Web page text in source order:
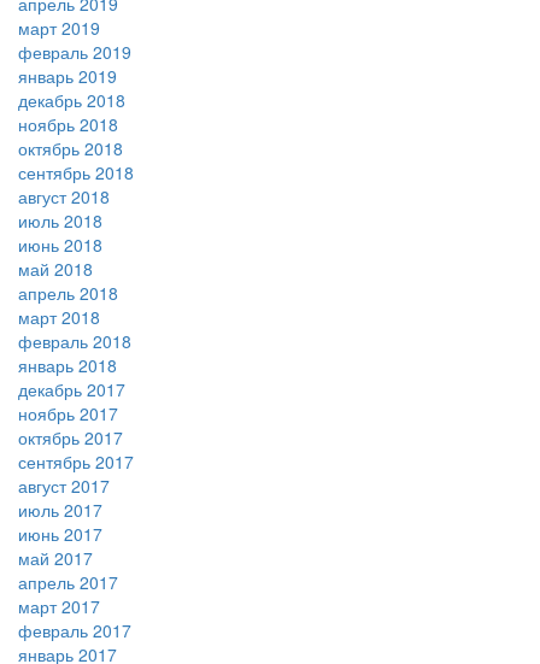
март 2019
февраль 2019
январь 2019
декабрь 2018
ноябрь 2018
октябрь 2018
сентябрь 2018
август 2018
июль 2018
июнь 2018
май 2018
апрель 2018
март 2018
февраль 2018
январь 2018
декабрь 2017
ноябрь 2017
октябрь 2017
сентябрь 2017
август 2017
июль 2017
июнь 2017
май 2017
апрель 2017
март 2017
февраль 2017
январь 2017